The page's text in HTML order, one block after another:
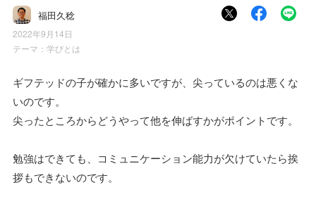
福田久稔
2022年9月14日
テーマ： 学びとは
ギフテッドの子が確かに多いですが、尖っているのは悪くな
いのです。
尖ったところからどうやって他を伸ばすかがポイントです。
勉強はできても、コミュニケーション能力が欠けていたら挨
拶もできないのです。